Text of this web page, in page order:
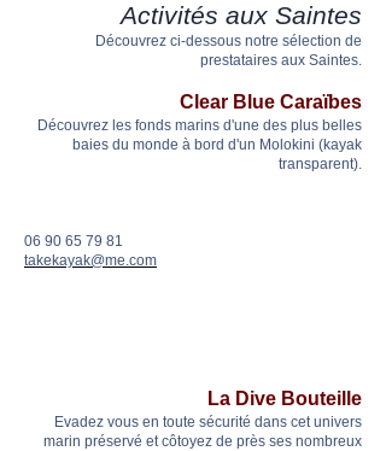
Activités aux Saintes
Découvrez ci-dessous notre sélection de
prestataires aux Saintes.
Clear Blue Caraïbes
Découvrez les fonds marins d'une des plus belles
baies du monde à bord d'un Molokini (kayak
transparent).
06 90 65 79 81
takekayak@me.com
La Dive Bouteille
Evadez vous en toute sécurité dans cet univers
marin préservé et côtoyez de près ses nombreux